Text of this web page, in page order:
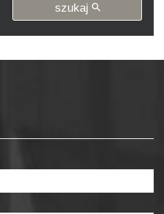
szukaj